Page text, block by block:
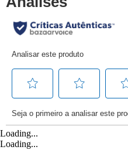
Loading...
Loading...